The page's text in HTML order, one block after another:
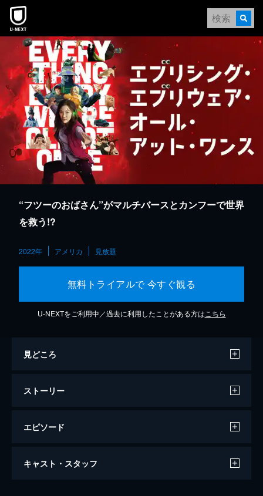
本文へスキップ
“フツーのおばさん”がマルチバースとカンフーで世界
を救う!?
2022年 アメリカ 見放題
無料トライアルで 今すぐ観る
U-NEXTをご利用中／過去に利用したことがある方は こちら
見どころ
ストーリー
エピソード
エブリシング・エブリウェア・オール・ア
キャスト・スタッフ